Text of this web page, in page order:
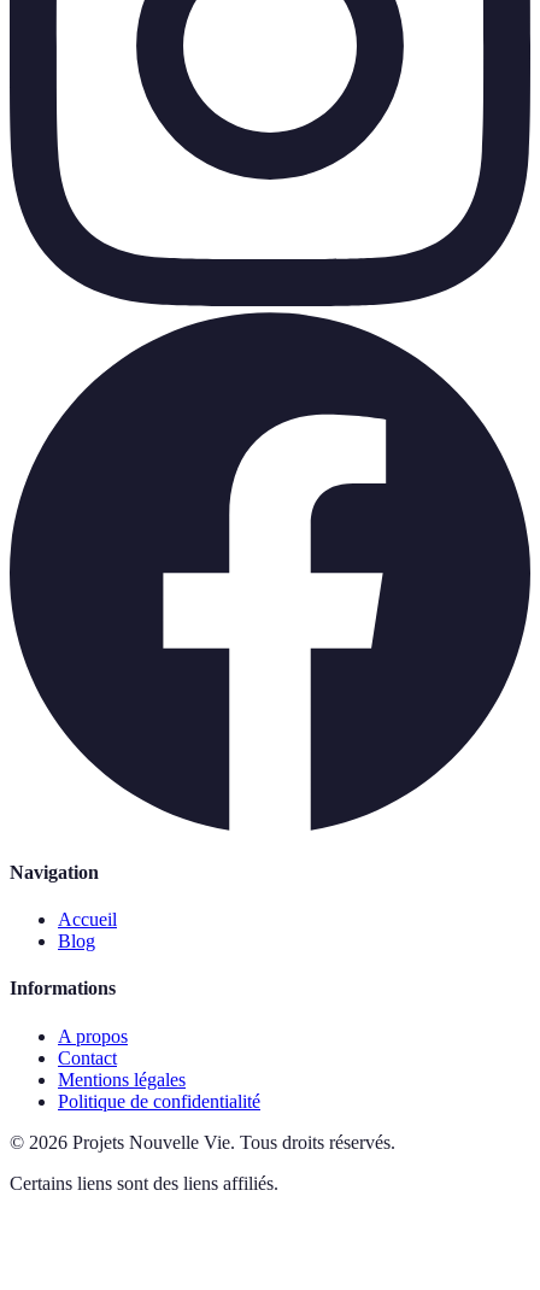
Navigation
Accueil
Blog
Informations
A propos
Contact
Mentions légales
Politique de confidentialité
© 2026 Projets Nouvelle Vie. Tous droits réservés.
Certains liens sont des liens affiliés.